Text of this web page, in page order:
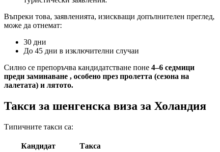
Въпреки това, заявленията, изискващи допълнителен преглед,
може да отнемат:
30 дни
До 45 дни в изключителни случаи
Силно се препоръчва кандидатстване поне 4–6 седмици
преди заминаване , особено през пролетта (сезона на
лалетата) и лятото.
Такси за шенгенска виза за Холандия
Типичните такси са:
Кандидат Такса